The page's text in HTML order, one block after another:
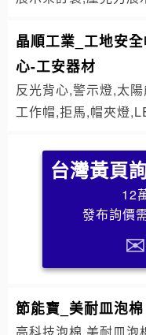
晶順工業_工地安
心-工安器材
反光背心,警示燈,太
工作帽,拒馬,帽夾燈
台灣黃頁
12
發布詢價
節能寶_美耐皿泡